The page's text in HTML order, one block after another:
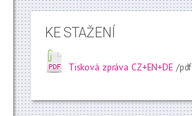
KE STAŽENÍ
Tisková zpráva CZ+EN+DE /pdf